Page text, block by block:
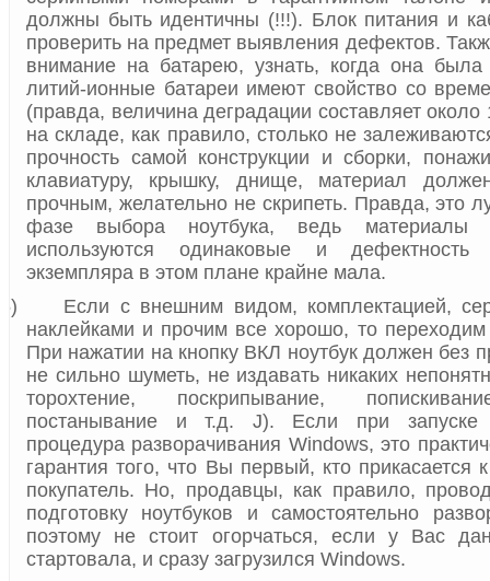
должны быть идентичны (!!!). Блок питания и
проверить на предмет выявления дефектов.
внимание на батарею, узнать, когда она была
литий-ионные батареи имеют свойство со
(правда, величина деградации составляет около
на складе, как правило, столько не
прочность самой конструкции и сборки,
клавиатуру, крышку, днище, материал
прочным, желательно не скрипеть. Правда, это
фазе выбора ноутбука, ведь
используются одинаковые и дефектность
экземпляра в этом плане крайне мала.
5)
Если с внешним видом, комплектацией,
наклейками и прочим все хорошо, то переходим
При нажатии на кнопку ВКЛ ноутбук должен без
не сильно шуметь, не издавать никаких
торохтение, поскрипывание,
постанывание и т.д. J). Если при запуске
процедура разворачивания Windows, это
гарантия того, что Вы первый, кто прикасается
покупатель. Но, продавцы, как правило,
подготовку ноутбуков и самостоятельно
поэтому не стоит огорчаться, если у Вас
стартовала, и сразу загрузился Windows.